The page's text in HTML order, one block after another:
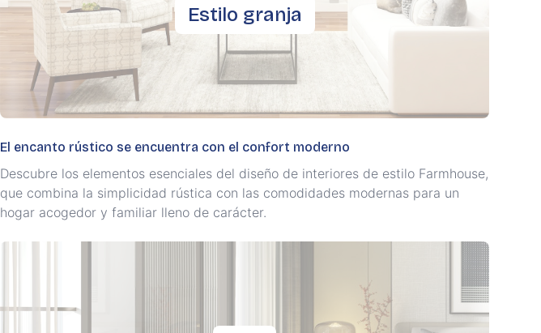
Estilo granja
El encanto rústico se encuentra con el confort moderno
Descubre los elementos esenciales del diseño de interiores de estilo Farmhouse,
que combina la simplicidad rústica con las comodidades modernas para un
hogar acogedor y familiar lleno de carácter.